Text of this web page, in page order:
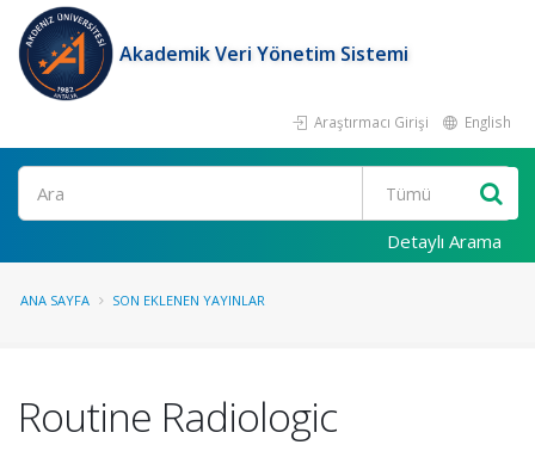
Akademik Veri Yönetim Sistemi
Araştırmacı Girişi English
Ara
Detaylı Arama
ANA SAYFA SON EKLENEN YAYINLAR
Routine Radiologic